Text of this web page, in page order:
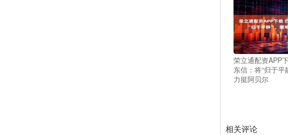
荣立通配资APP
东信：将“归于平
力挺阿贝尔
相关评论